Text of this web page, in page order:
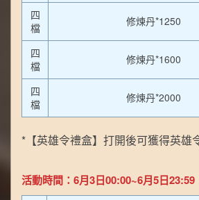
四
檔
修煉丹*1250
四
檔
修煉丹*1600
四
檔
修煉丹*2000
*【英雄令禮盒】打開後可獲得英雄
活動時間：6月3日00:00~6月5日23:59